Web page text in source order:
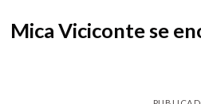
Mica Viciconte se